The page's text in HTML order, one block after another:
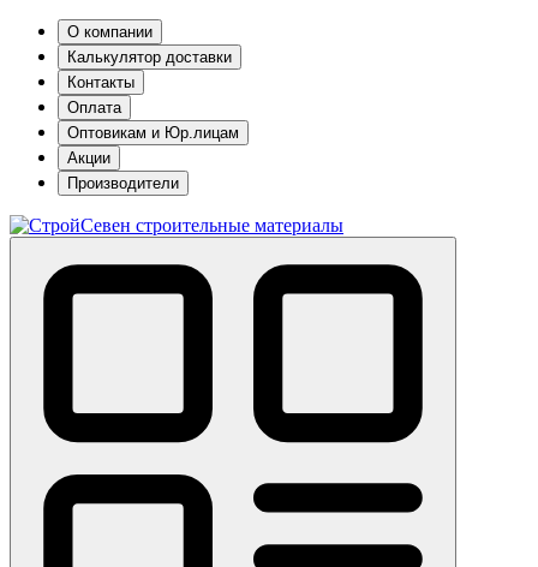
О компании
Калькулятор доставки
Контакты
Оплата
Оптовикам и Юр.лицам
Акции
Производители